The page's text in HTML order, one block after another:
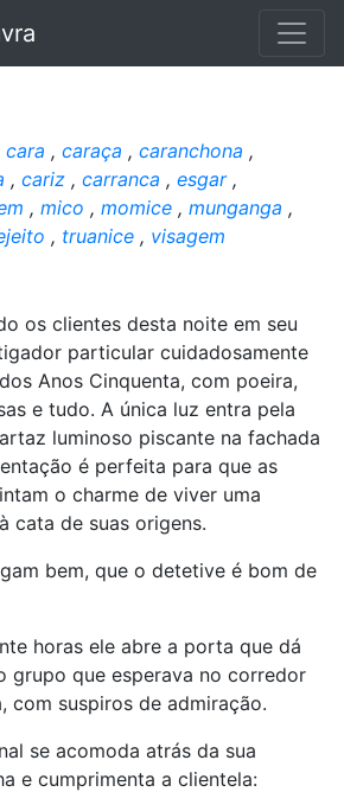
cara , caraça , caranchona ,
, cariz , carranca , esgar,
, mico , momice , munganga ,
, truanice , visagem
os clientes desta noite em seu
particular cuidadosamente
Anos Cinquenta, com poeira,
e tudo. A única luz entra pela
luminoso piscante na fachada
é perfeita para que as
o charme de viver uma
cata de suas origens.
bem, que o detetive é bom de
horas ele abre a porta que dá
grupo que esperava no corredor
com suspiros de admiração.
se acomoda atrás da sua
e cumprimenta a clientela: